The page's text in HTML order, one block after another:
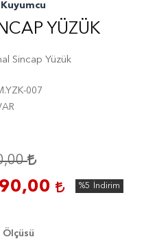
Kuyumcu
YÜZÜK
Sincap Yüzük
007
%5 İndirim
Ölçüsü